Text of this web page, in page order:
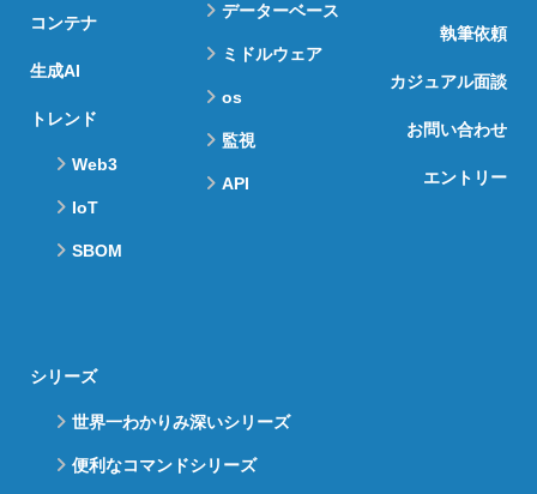
コンテナ
生成AI
トレンド
Web3
IoT
SBOM
データーベース
ミドルウェア
os
監視
API
シリーズ
世界一わかりみ深いシリーズ
便利なコマンドシリーズ
執筆依頼
カジュアル面談
お問い合わせ
エントリー